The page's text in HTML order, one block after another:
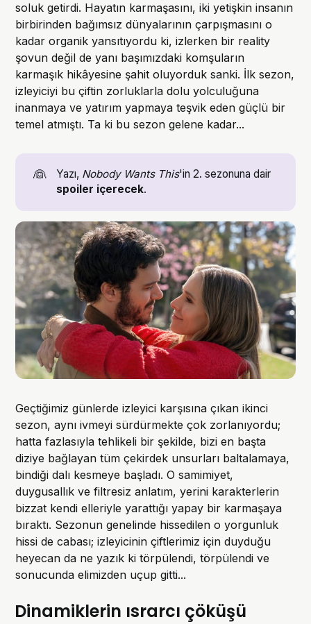
soluk getirdi. Hayatın karmaşasını, iki yetişkin insanın
birbirinden bağımsız dünyalarının çarpışmasını o
kadar organik yansıtıyordu ki, izlerken bir reality
şovun değil de yanı başımızdaki komşuların
karmaşık hikâyesine şahit oluyorduk sanki. İlk sezon,
izleyiciyi bu çiftin zorluklarla dolu yolculuğuna
inanmaya ve yatırım yapmaya teşvik eden güçlü bir
temel atmıştı. Ta ki bu sezon gelene kadar...
👰 Yazı, Nobody Wants This'in 2. sezonuna dair
spoiler içerecek.
Geçtiğimiz günlerde izleyici karşısına çıkan ikinci
sezon, aynı ivmeyi sürdürmekte çok zorlanıyordu;
hatta fazlasıyla tehlikeli bir şekilde, bizi en başta
diziye bağlayan tüm çekirdek unsurları baltalamaya,
bindiği dalı kesmeye başladı. O samimiyet,
duygusallık ve filtresiz anlatım, yerini karakterlerin
bizzat kendi elleriyle yarattığı yapay bir karmaşaya
bıraktı. Sezonun genelinde hissedilen o yorgunluk
hissi de cabası; izleyicinin çiftlerimiz için duyduğu
heyecan da ne yazık ki törpülendi, törpülendi ve
sonucunda elimizden uçup gitti...
Dinamiklerin ısrarcı çöküşü